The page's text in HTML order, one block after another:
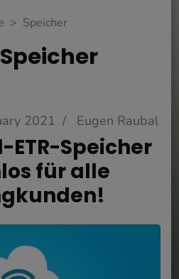
> Speicher
Speicher
2021 / Eugen Raubal
ETR-Speicher
für alle